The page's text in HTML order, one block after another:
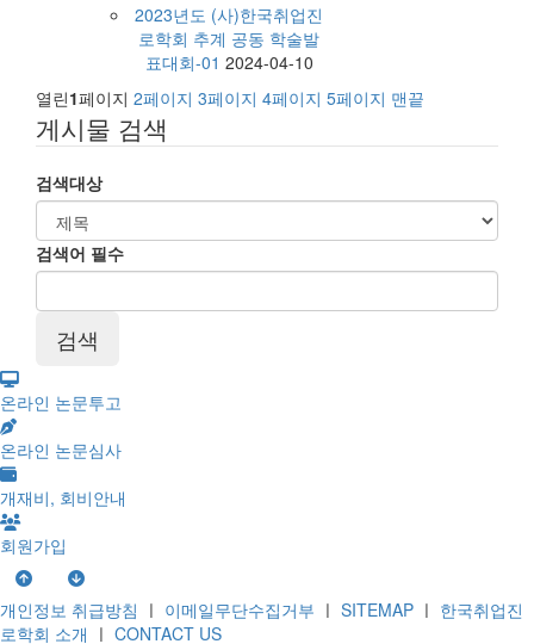
2023년도 (사)한국취업진
로학회 추계 공동 학술발
표대회-01 2024-04-10
열린1페이지 2페이지 3페이지 4페이지 5페이지 맨끝
게시물 검색
검색대상
검색어 필수
온라인 논문투고
온라인 논문심사
개재비, 회비안내
회원가입
개인정보 취급방침 ㅣ 이메일무단수집거부 ㅣ SITEMAP ㅣ 한국취업진
로학회 소개 ㅣ CONTACT US